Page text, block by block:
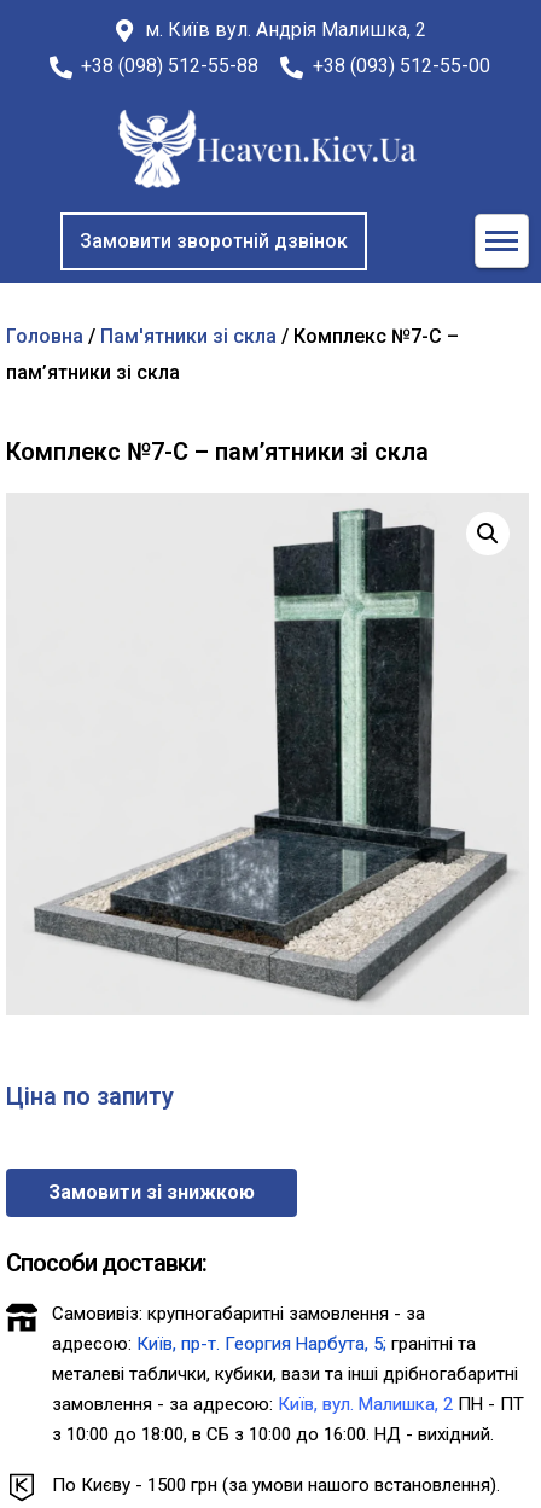
м. Київ вул. Андрія Малишка, 2
+38 (098) 512-55-88
+38 (093) 512-55-00
Замовити зворотній дзвінок
Головна / Пам'ятники зі скла / Комплекс №7-С –
пам’ятники зі скла
Комплекс №7-С – пам’ятники зі скла
Ціна по запиту
Замовити зі знижкою
Способи доставки:
Самовивіз: крупногабаритні замовлення - за
адресою: Київ, пр-т. Георгия Нарбута, 5;гранітні та
металеві таблички, кубики, вази та інші дрібногабаритні
замовлення - за адресою: Київ, вул. Малишка, 2 ПН - ПТ
з 10:00 до 18:00, в СБ з 10:00 до 16:00. НД - вихідний.
По Києву - 1500 грн (за умови нашого встановлення).